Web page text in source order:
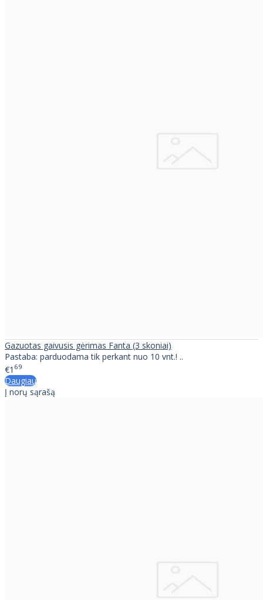
Gazuotas gaivusis gėrimas Fanta (3 skoniai)
Pastaba: parduodama tik perkant nuo 10 vnt.! ..
€1 69
Daugiau
Į norų sąrašą